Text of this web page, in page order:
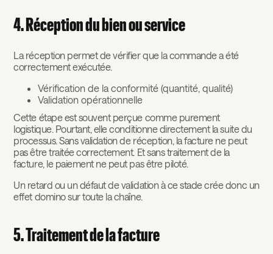
4. Réception du bien ou service
La réception permet de vérifier que la commande a été
correctement exécutée.
Vérification de la conformité (quantité, qualité)
Validation opérationnelle
Cette étape est souvent perçue comme purement
logistique. Pourtant, elle conditionne directement la suite du
processus. Sans validation de réception, la facture ne peut
pas être traitée correctement. Et sans traitement de la
facture, le paiement ne peut pas être piloté.
Un retard ou un défaut de validation à ce stade crée donc un
effet domino sur toute la chaîne.
5. Traitement de la facture